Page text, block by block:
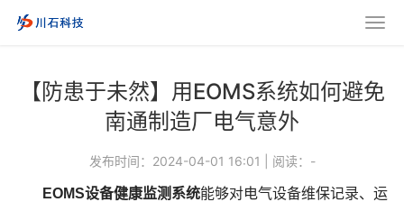
【防患于未然】用EOMS系统如何避免
南通制造厂电气意外
发布时间：2024-04-01 16:01 阅读： -
EOMS设备健康监测系统能够对电气设备维保记录、运